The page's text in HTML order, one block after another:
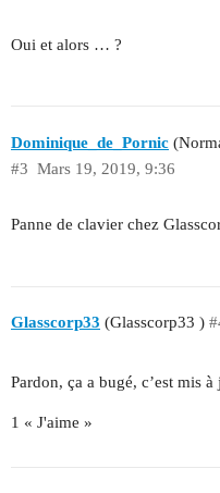
Oui et alors … ?
Dominique_de_Pornic
Mars 19, 2019, 9:36
#3
Panne de clavier chez
Glasscorp33 (Glasscorp33 )
Pardon, ça a bugé, c’est mis
1 « J'aime »